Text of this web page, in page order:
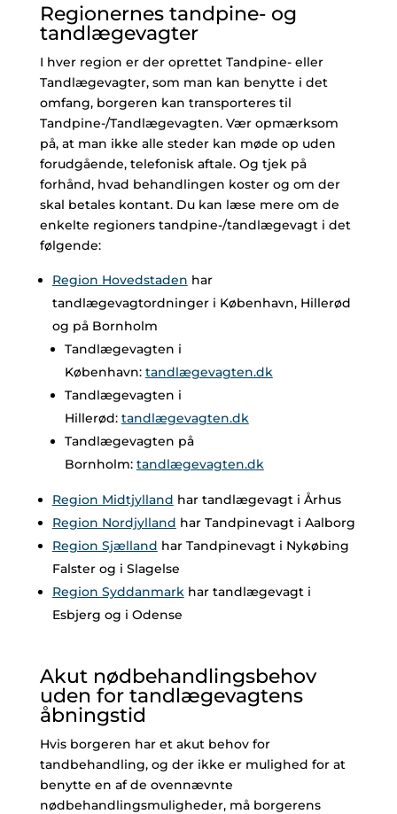
Regionernes tandpine- og
tandlægevagter
I hver region er der oprettet Tandpine- eller
Tandlægevagter, som man kan benytte i det
omfang, borgeren kan transporteres til
Tandpine-/Tandlægevagten. Vær opmærksom
på, at man ikke alle steder kan møde op uden
forudgående, telefonisk aftale. Og tjek på
forhånd, hvad behandlingen koster og om der
skal betales kontant. Du kan læse mere om de
enkelte regioners tandpine-/tandlægevagt i det
følgende:
Region Hovedstaden har
tandlægevagtordninger i København, Hillerød
og på Bornholm
Tandlægevagten i
København: tandlægevagten.dk
Tandlægevagten i
Hillerød: tandlægevagten.dk
Tandlægevagten på
Bornholm: tandlægevagten.dk
Region Midtjylland har tandlægevagt i Århus
Region Nordjylland har Tandpinevagt i Aalborg
Region Sjælland har Tandpinevagt i Nykøbing
Falster og i Slagelse
Region Syddanmarkhar tandlægevagt i
Esbjerg og i Odense
Akut nødbehandlingsbehov
uden for tandlægevagtens
åbningstid
Hvis borgeren har et akut behov for
tandbehandling, og der ikke er mulighed for at
benytte en af de ovennævnte
nødbehandlingsmuligheder, må borgerens